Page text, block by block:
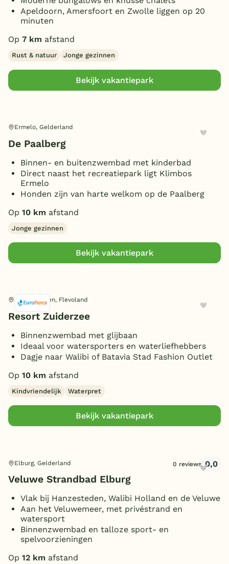
Apeldoorn, Amersfoort en Zwolle liggen op 20
minuten
Op 7 km afstand
Rust & natuur Jonge gezinnen
Bekijk vakantiepark
Ermelo, Gelderland
De Paalberg
Binnen- en buitenzwembad met kinderbad
Direct naast het recreatiepark ligt Klimbos
Ermelo
Honden zijn van harte welkom op de Paalberg
Op 10 km afstand
Jonge gezinnen
Bekijk vakantiepark
Biddinghuizen, Flevoland
Resort Zuiderzee
Binnenzwembad met glijbaan
Ideaal voor watersporters en waterliefhebbers
Dagje naar Walibi of Batavia Stad Fashion Outlet
Op 10 km afstand
Kindvriendelijk Waterpret
Bekijk vakantiepark
Elburg, Gelderland 0 reviews 0,0
Veluwe Strandbad Elburg
Vlak bij Hanzesteden, Walibi Holland en de Veluwe
Aan het Veluwemeer, met privéstrand en
watersport
Binnenzwembad en talloze sport- en
spelvoorzieningen
Op 12 km afstand